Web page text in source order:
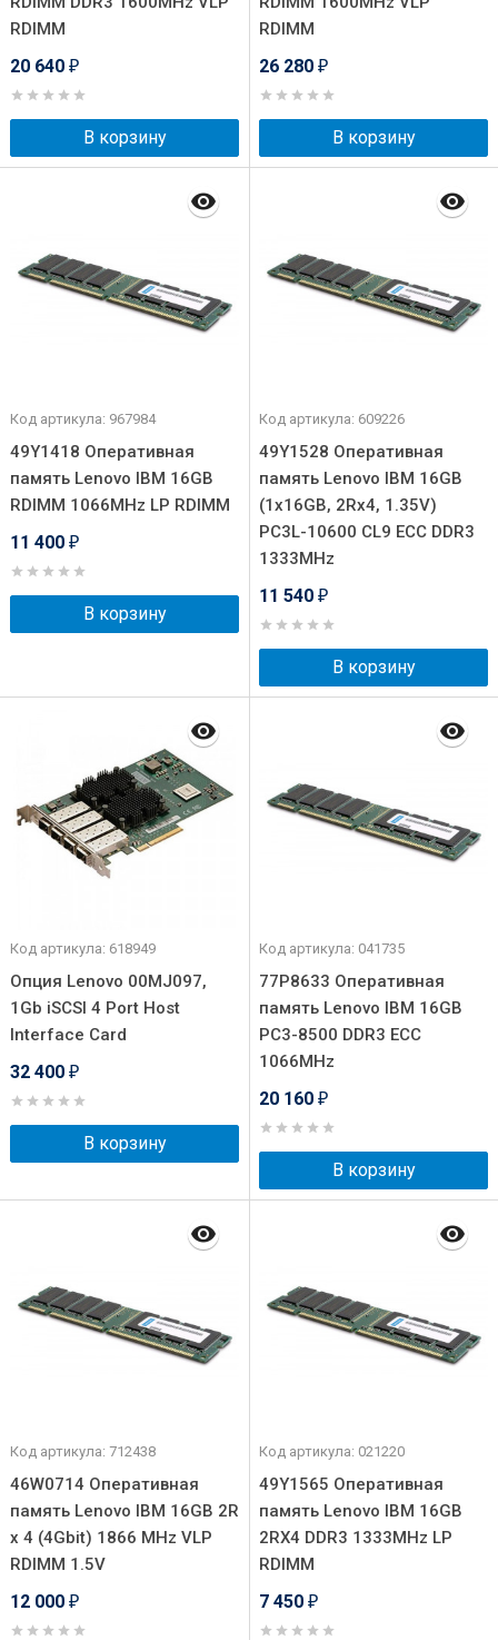
RDIMM
20 640 ₽
В корзину
RDIMM
26 280 ₽
В корзину
Код артикула: 967984
49Y1418 Оперативная
память Lenovo IBM 16GB
RDIMM 1066MHz LP RDIMM
11 400 ₽
В корзину
Код артикула: 609226
49Y1528 Оперативная
память Lenovo IBM 16GB
(1x16GB, 2Rx4, 1.35V)
PC3L-10600 CL9 ECC DDR3
1333MHz
11 540 ₽
В корзину
Код артикула: 618949
Опция Lenovo 00MJ097,
1Gb iSCSI 4 Port Host
Interface Card
32 400 ₽
В корзину
Код артикула: 041735
77P8633 Оперативная
память Lenovo IBM 16GB
PC3-8500 DDR3 ECC
1066MHz
20 160 ₽
В корзину
Код артикула: 712438
46W0714 Оперативная
память Lenovo IBM 16GB 2R
x 4 (4Gbit) 1866 MHz VLP
RDIMM 1.5V
12 000 ₽
Код артикула: 021220
49Y1565 Оперативная
память Lenovo IBM 16GB
2RX4 DDR3 1333MHz LP
RDIMM
7 450 ₽